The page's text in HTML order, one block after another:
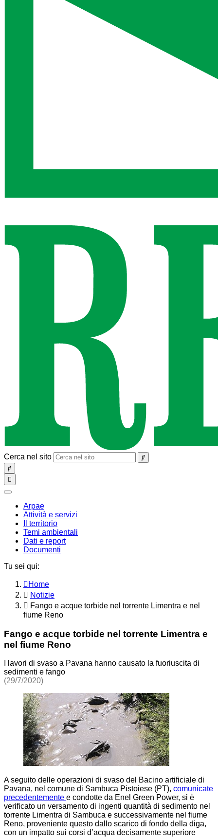
Cerca nel sito
SEARCH
Toggle
navigation
chiudi
Arpae
Attività e servizi
Il territorio
Temi ambientali
Dati e report
Documenti
Tu sei qui:
Home
Notizie
Fango e acque torbide nel torrente Limentra e nel
fiume Reno
Fango e acque torbide nel torrente Limentra e
nel fiume Reno
I lavori di svaso a Pavana hanno causato la fuoriuscita di
sedimenti e fango
(29/7/2020)
A seguito delle operazioni di svaso del Bacino artificiale di
Pavana, nel comune di Sambuca Pistoiese (PT), comunicate
precedentemente e condotte da Enel Green Power, si è
verificato un versamento di ingenti quantità di sedimento nel
torrente Limentra di Sambuca e successivamente nel fiume
Reno, proveniente questo dallo scarico di fondo della diga,
con un impatto sui corsi d’acqua decisamente superiore